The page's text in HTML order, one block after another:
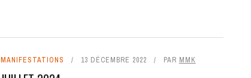
MANIFESTATIONS 13 DÉCEMBRE 2022 PAR MMK
site www.motormecanicklassic.com nous offre des